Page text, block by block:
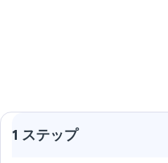
1 ステップ